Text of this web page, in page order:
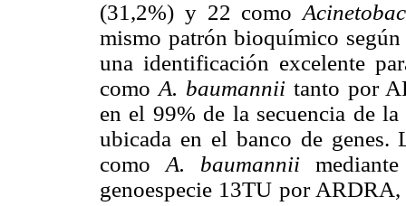
(31,2%) y 22 como
mismo patrón bioquímico
una identificación excelente
como A. baumanniitanto por
en el 99% de la secuencia de la
ubicada en el banco de genes.
comoA. baumannii
genoespecie 13TU por